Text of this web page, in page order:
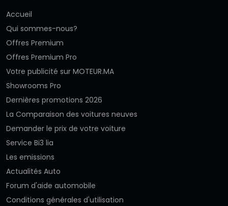
Accueil
Qui sommes-nous?
Offres Premium
Offres Premium Pro
Votre publicité sur MOTEUR.MA
Showrooms Pro
Dernières promotions 2026
La Comparaison des voitures neuves
Demander le prix de votre voiture
Service Bi3 lia
Les emissions
Actualités Auto
Forum d'aide automobile
Conditions générales d'utilisation